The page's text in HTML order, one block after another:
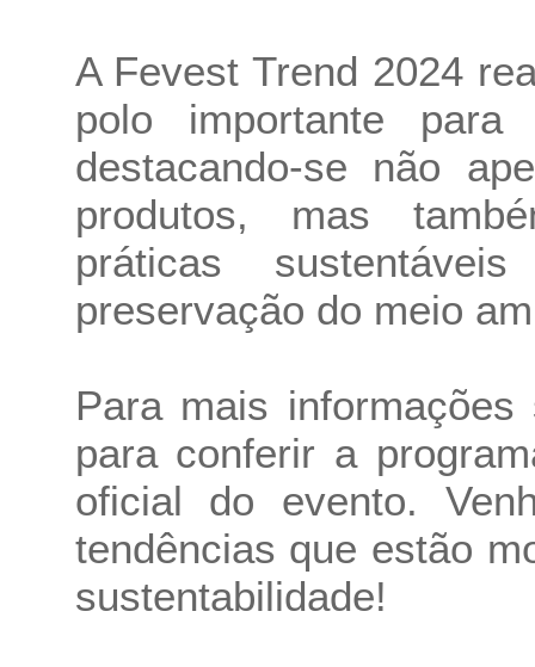
A Fevest Trend 2024
polo importante
destacando-se não
produtos, mas
práticas
preservação do meio
Para mais
para conferir a
oficial do evento.
tendências que estão
sustentabilidade!